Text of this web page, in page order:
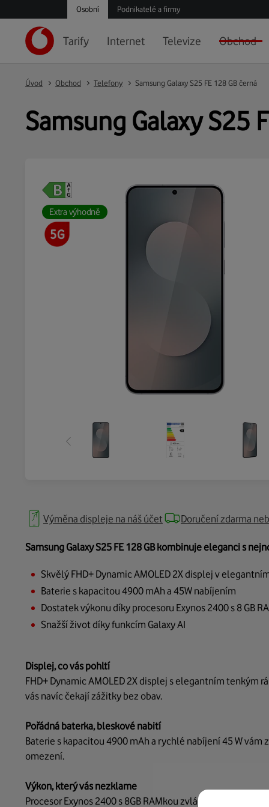
Osobní Podnikatelé a firmy
Tarify Internet Televize Obchod
Úvod Obchod Telefony Samsung Galaxy S25 FE 128 GB černá
Samsung Galaxy S25
Extra výhodně
Výměna displeje na náš účet Doručení zdarma
Samsung Galaxy S25 FE 128 GB kombinuje eleganci s
Skvělý FHD+ Dynamic AMOLED 2X displej v
Baterie s kapacitou 4900 mAh a 45W nabíjením
Dostatek výkonu díky procesoru Exynos 2400 s 8 GB
Snažší život díky funkcím Galaxy AI
Displej, co vás pohltí
FHD+ Dynamic AMOLED 2X displej s elegantním tenkým
vás navíc čekají zážitky bez obav.
Pořádná baterka, bleskové nabití
Baterie s kapacitou 4900 mAh a rychlé nabíjení 45 W
omezení.
Výkon, který vás nezklame
Procesor Exynos 2400 s 8GB RAMkou zvládne i ty